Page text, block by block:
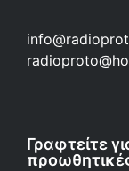
Γραφτείτε